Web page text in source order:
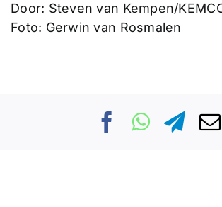
Door: Steven van Kempen/
Foto: Gerwin van Rosmalen